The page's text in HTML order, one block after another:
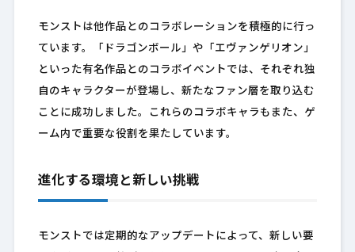
モンストは他作品とのコラボレーションを積極的に行っ
ています。「ドラゴンボール」や「エヴァンゲリオン」
といった有名作品とのコラボイベントでは、それぞれ独
自のキャラクターが登場し、新たなファン層を取り込む
ことに成功しました。これらのコラボキャラもまた、ゲ
ーム内で重要な役割を果たしています。
進化する環境と新しい挑戦
モンストでは定期的なアップデートによって、新しい要